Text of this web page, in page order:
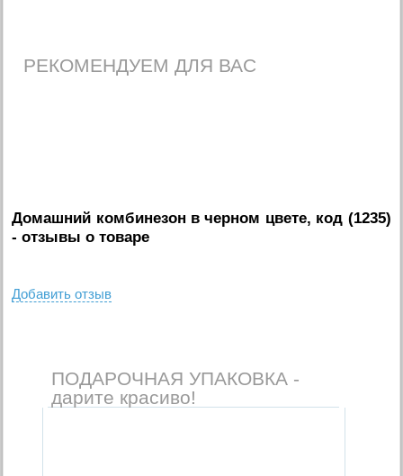
РЕКОМЕНДУЕМ ДЛЯ ВАС
Домашний комбинезон в черном цвете, код (1235)
- отзывы о товаре
Добавить отзыв
ПОДАРОЧНАЯ УПАКОВКА -
дарите красиво!